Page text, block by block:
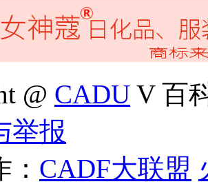
@ CADU V 百
举报
CADF大联盟